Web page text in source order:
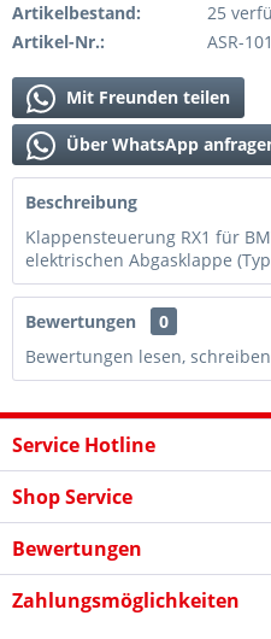
Artikelbestand:
25
Artikel-Nr.:
ASR-
Mit Freunden teilen
Über WhatsApp
Beschreibung
Klappensteuerung RX1 für
elektrischen Abgasklappe (Typ
Bewertungen
0
Bewertungen lesen,
Service Hotline
Shop Service
Bewertungen
Zahlungsmöglichkeiten